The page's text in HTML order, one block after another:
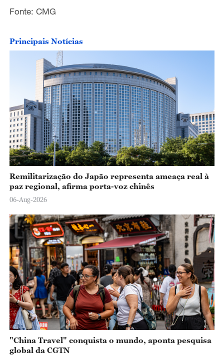
o
Fonte: CMG
Principais Notícias
Remilitarização do Japão representa ameaça real à
paz regional, afirma porta-voz chinês
06-Aug-2026
"China Travel" conquista o mundo, aponta pesquisa
global da CGTN